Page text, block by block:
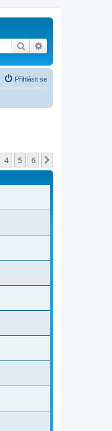
Hledat
Přihlásit se
4 5 6